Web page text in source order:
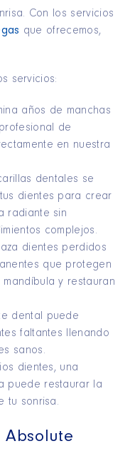
Con los servicios
que ofrecemos,
servicios:
años de manchas
de
en nuestra
dentales se
dientes para crear
radiante sin
complejos.
dientes perdidos
que protegen
y restauran
dental puede
faltantes llenando
sanos.
dientes, una
puede restaurar la
tu sonrisa.
Absolute